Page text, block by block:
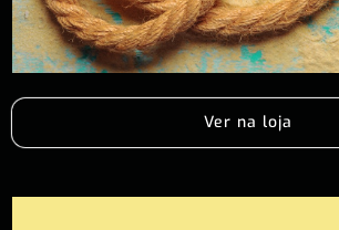
Ver na loja